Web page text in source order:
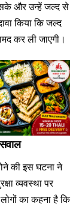
सके और उन्हें जल्द से
किया कि जल्द
कर ली जाएगी।
की इस घटना ने
व्यवस्था पर
का कहना है कि